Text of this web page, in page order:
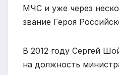
МЧС и уже через
звание Героя
В 2012 году Сергей
на должность